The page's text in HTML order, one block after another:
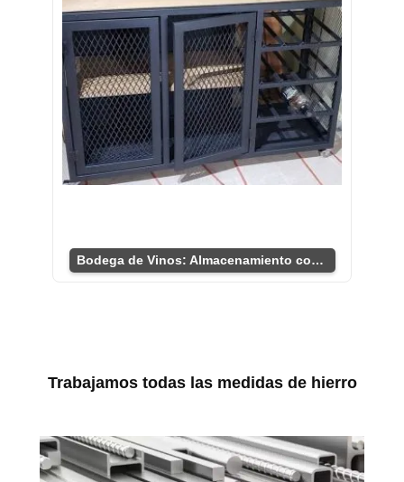
Bodega de Vinos: Almacenamiento con Estilo
Trabajamos todas las medidas de hierro